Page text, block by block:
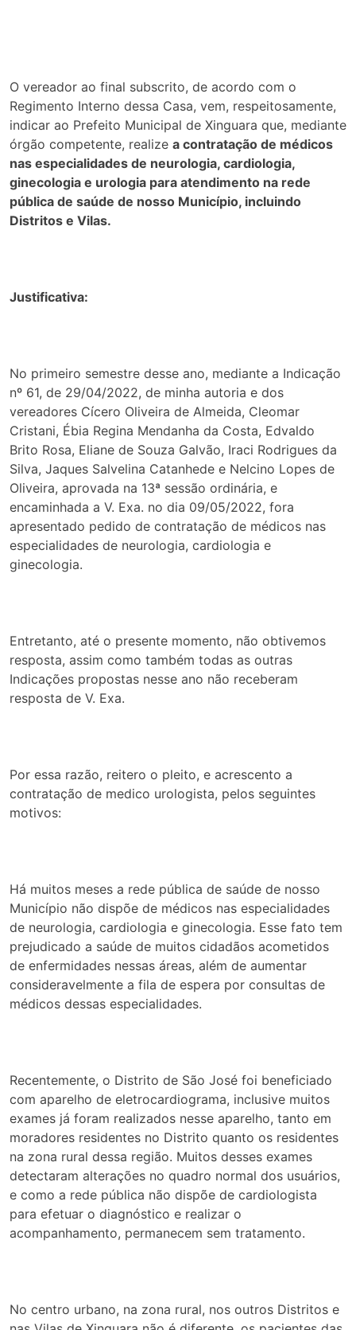
O vereador ao final subscrito, de acordo com o
Regimento Interno dessa Casa, vem, respeitosamente,
indicar ao Prefeito Municipal de Xinguara que, mediante
órgão competente, realize a contratação de médicos
nas especialidades de neurologia, cardiologia,
ginecologia e urologia para atendimento na rede
pública de saúde de nosso Município, incluindo
Distritos e Vilas.
Justificativa:
No primeiro semestre desse ano, mediante a Indicação
nº 61, de 29/04/2022, de minha autoria e dos
vereadores Cícero Oliveira de Almeida, Cleomar
Cristani, Ébia Regina Mendanha da Costa, Edvaldo
Brito Rosa, Eliane de Souza Galvão, Iraci Rodrigues da
Silva, Jaques Salvelina Catanhede e Nelcino Lopes de
Oliveira, aprovada na 13ª sessão ordinária, e
encaminhada a V. Exa. no dia 09/05/2022, fora
apresentado pedido de contratação de médicos nas
especialidades de neurologia, cardiologia e
ginecologia.
Entretanto, até o presente momento, não obtivemos
resposta, assim como também todas as outras
Indicações propostas nesse ano não receberam
resposta de V. Exa.
Por essa razão, reitero o pleito, e acrescento a
contratação de medico urologista, pelos seguintes
motivos:
Há muitos meses a rede pública de saúde de nosso
Município não dispõe de médicos nas especialidades
de neurologia, cardiologia e ginecologia. Esse fato tem
prejudicado a saúde de muitos cidadãos acometidos
de enfermidades nessas áreas, além de aumentar
consideravelmente a fila de espera por consultas de
médicos dessas especialidades.
Recentemente, o Distrito de São José foi beneficiado
com aparelho de eletrocardiograma, inclusive muitos
exames já foram realizados nesse aparelho, tanto em
moradores residentes no Distrito quanto os residentes
na zona rural dessa região. Muitos desses exames
detectaram alterações no quadro normal dos usuários,
e como a rede pública não dispõe de cardiologista
para efetuar o diagnóstico e realizar o
acompanhamento, permanecem sem tratamento.
No centro urbano, na zona rural, nos outros Distritos e